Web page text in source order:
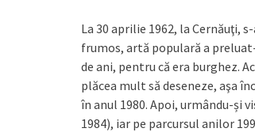
La 30 aprilie 1962, la Cernăuţi,
frumos, artă populară a
de ani, pentru că era burghez.
plăcea mult să deseneze, aşa
în anul 1980. Apoi, urmându-și
1984), iar pe parcursul anilor